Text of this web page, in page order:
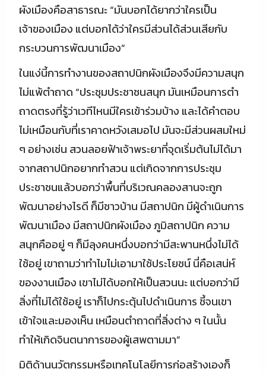
ผังเมืองคือสาธารณะ “มันบอกได้ยากว่าใครเป็น
เจ้าของเมือง แต่บอกได้ว่าใครมีส่วนได้ส่วนเสียกับ
กระบวนการพัฒนาเมือง”
ในแง่นี้การทำงานของสถาปนิกผังเมืองจึงมีความสนุก
ไม่แพ้ตำถาด “ประชุมประชาชนสนุก มันเหมือนการตำ
ถาดตรงที่รู้ว่าเวทีไหนมีใครเข้าร่วมบ้าง และได้คำตอบ
ไม่เหมือนกับที่เราคาดหวังเสมอไป มันจะมีส่วนผสมใหม่
ๆ อย่างเช่น สวนลอยฟ้าเจ้าพระยาที่จุดเริ่มต้นไม่ได้มา
จากสถาปนิกอยากทำสวน แต่เกิดจากการประชุม
ประชาชนแล้วบอกว่าพื้นที่บริเวณคลองสานจะถูก
พัฒนาอย่างไรดี ก็มีชาวบ้าน มีสถาปนิก มีผู้ดำเนินการ
พัฒนาเมือง มีสถาปนิกผังเมือง ภูมิสถาปนิก ความ
สนุกคืออยู่ ๆ ก็มีลุงคนหนึ่งบอกว่ามีสะพานหนึ่งไม่ได้
ใช้อยู่ เขาถามว่าทำไมไม่เอามาใช้ประโยชน์ นี่คือเสน่ห์
ของงานเมือง เขาไม่ได้บอกให้เป็นสวนนะ แต่บอกว่ามี
สิ่งที่ไม่ได้ใช้อยู่ เราก็ไปกระตุ้นไปดำเนินการ ชี้จนเขา
เข้าใจและมองเห็น เหมือนตำถาดที่สิ่งต่าง ๆ ในนั้น
ทำให้เกิดจินตนาการของผู้เสพตามมา”
มิติด้านนวัตกรรมหรือเทคโนโลยีการก่อสร้างเองก็